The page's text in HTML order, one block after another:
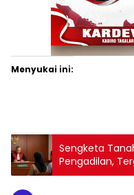
Menyukai ini:
Sengketa
Pengadilan,
Pertama